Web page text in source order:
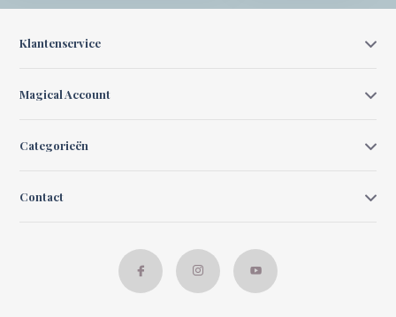
Klantenservice
Magical Account
Categorieën
Contact